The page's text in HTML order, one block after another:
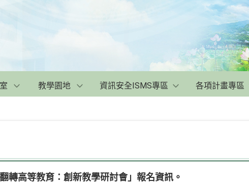
教學園地 資訊安全ISMS專區 各項計畫專區
轉高等教育：創新教學研討會」報名資訊。